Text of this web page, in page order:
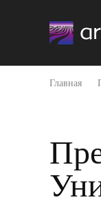
Главная